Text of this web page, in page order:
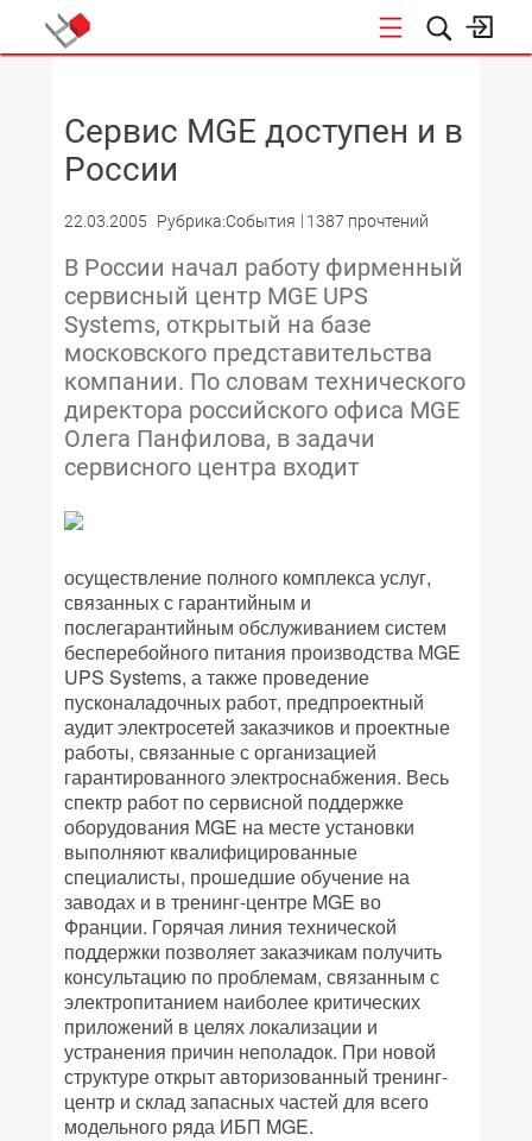
Сервис MGE доступен и в
России
22.03.2005 Рубрика:События 1387 прочтений
В России начал работу фирменный
сервисный центр MGE UPS
Systems, открытый на базе
московского представительства
компании. По словам технического
директора российского офиса MGE
Олега Панфилова, в задачи
сервисного центра входит
осуществление полного комплекса услуг,
связанных с гарантийным и
послегарантийным обслуживанием систем
бесперебойного питания производства MGE
UPS Systems, а также проведение
пусконаладочных работ, предпроектный
аудит электросетей заказчиков и проектные
работы, связанные с организацией
гарантированного электроснабжения. Весь
спектр работ по сервисной поддержке
оборудования MGE на месте установки
выполняют квалифицированные
специалисты, прошедшие обучение на
заводах и в тренинг-центре MGE во
Франции. Горячая линия технической
поддержки позволяет заказчикам получить
консультацию по проблемам, связанным с
электропитанием наиболее критических
приложений в целях локализации и
устранения причин неполадок. При новой
структуре открыт авторизованный тренинг-
центр и склад запасных частей для всего
модельного ряда ИБП MGE.